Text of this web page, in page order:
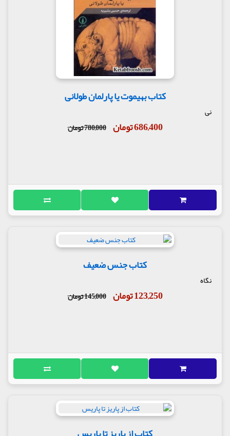
کتاب بهیموت یا پارلمان طولانی
نی
686,400 تومان 780,000 تومان
کتاب جنس ضعیف
نگاه
123,250 تومان 145,000 تومان